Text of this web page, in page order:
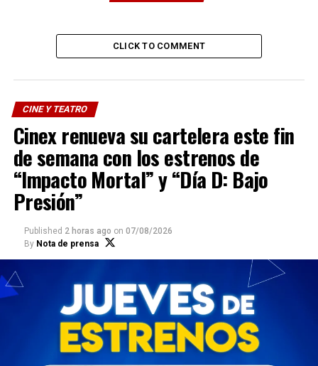
Clasificación: +14 A.
Duración
: Un agente de seguros de Manhattan intenta
ascender en su empresa dejando que sus ejecutivos
utilicen su apartamento para tener citas, pero surgen
complicaciones y un romance propio.
CLICK TO COMMENT
CINE Y TEATRO
Cinex renueva su cartelera este fin
de semana con los estrenos de
“Impacto Mortal” y “Día D: Bajo
Presión”
Published 2 horas ago on 07/08/2026
By Nota de prensa